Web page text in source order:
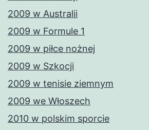
2009 w Australii
2009 w Formule 1
2009 w piłce nożnej
2009 w Szkocji
2009 w tenisie ziemnym
2009 we Włoszech
2010 w polskim sporcie